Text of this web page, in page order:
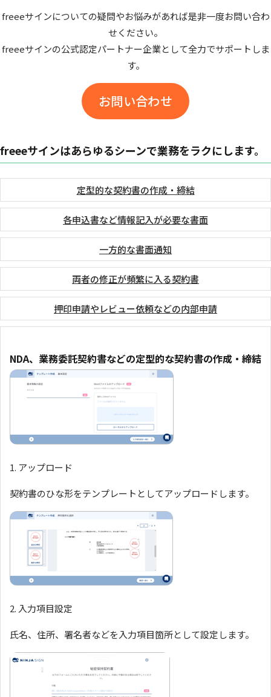
freeeサインについての疑問やお悩みがあれば是非一度お問い合わ
せください。
freeeサインの公式認定パートナー企業として全力でサポートしま
す。
お問い合わせ
freeeサインはあらゆるシーンで業務をラクにします。
定型的な契約書の作成・締結
各申込書など情報記入が必要な書面
一方的な書面通知
両者の修正が頻繁に入る契約書
押印申請やレビュー依頼などの内部申請
NDA、業務委託契約書などの定型的な契約書の作成・締結
1. アップロード
契約書のひな形をテンプレートとしてアップロードします。
2. 入力項目設定
氏名、住所、署名者などを入力項目箇所として設定します。